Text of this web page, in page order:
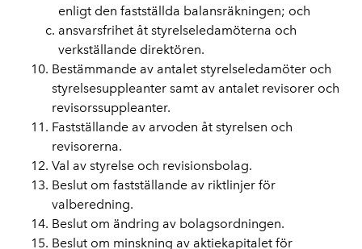
enligt den fastställda balansräkningen; och
ansvarsfrihet åt styrelseledamöterna och
verkställande direktören.
Bestämmande av antalet styrelseledamöter och
styrelsesuppleanter samt av antalet revisorer och
revisorssuppleanter.
Fastställande av arvoden åt styrelsen och
revisorerna.
Val av styrelse och revisionsbolag.
Beslut om fastställande av riktlinjer för
valberedning.
Beslut om ändring av bolagsordningen.
Beslut om minskning av aktiekapitalet för